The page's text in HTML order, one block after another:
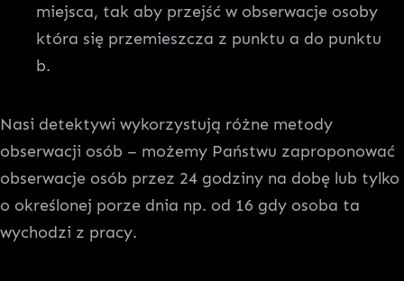
miejsca, tak aby przejść w obserwacje osoby
która się przemieszcza z punktu a do punktu
b.
Nasi detektywi wykorzystują różne metody
obserwacji osób – możemy Państwu zaproponować
obserwacje osób przez 24 godziny na dobę lub tylko
o określonej porze dnia np. od 16 gdy osoba ta
wychodzi z pracy.